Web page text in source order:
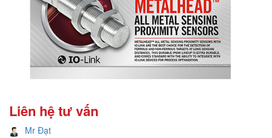
Liên hệ tư vấn
Mr Đạt